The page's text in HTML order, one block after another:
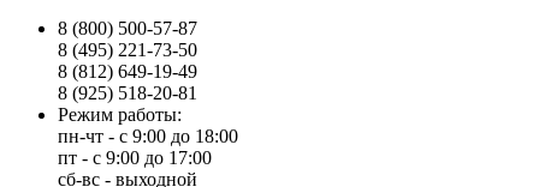
8 (800) 500-57-87
8 (495) 221-73-50
8 (812) 649-19-49
8 (925) 518-20-81
Режим работы:
пн-чт - с 9:00 до 18:00
пт - с 9:00 до 17:00
сб-вс - выходной